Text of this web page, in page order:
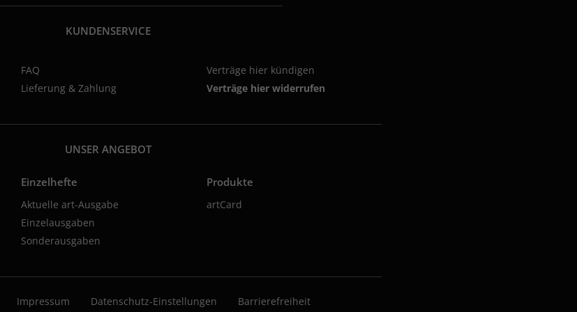
KUNDENSERVICE
FAQ
Lieferung & Zahlung
Verträge hier kündigen
Verträge hier widerrufen
UNSER ANGEBOT
Einzelhefte
Aktuelle art-Ausgabe
Einzelausgaben
Sonderausgaben
Produkte
artCard
Impressum Datenschutz-Einstellungen Barrierefreiheit